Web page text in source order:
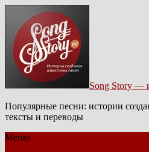
Song Story —
Популярные песни: истории
тексты и переводы
Меню